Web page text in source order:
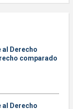
al Derecho
comparado
al Derecho